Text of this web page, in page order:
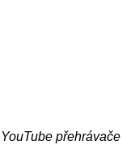
přehrávače